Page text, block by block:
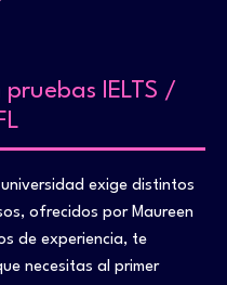
IELTS /
exige distintos
ofrecidos por Maureen
de experiencia, te
necesitas al primer